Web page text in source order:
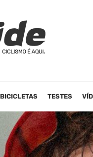
BICICLETAS TESTES